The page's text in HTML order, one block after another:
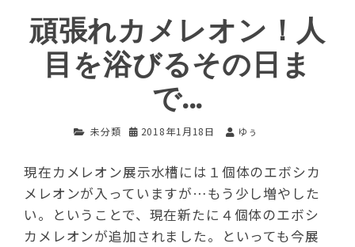
頑張れカメレオン！人
目を浴びるその日ま
で…
未分類 2018年1月18日 ゆぅ
現在カメレオン展示水槽には１個体のエボシカ
メレオンが入っていますが…もう少し増やした
い。ということで、現在新たに４個体のエボシ
カメレオンが追加されました。といっても今展